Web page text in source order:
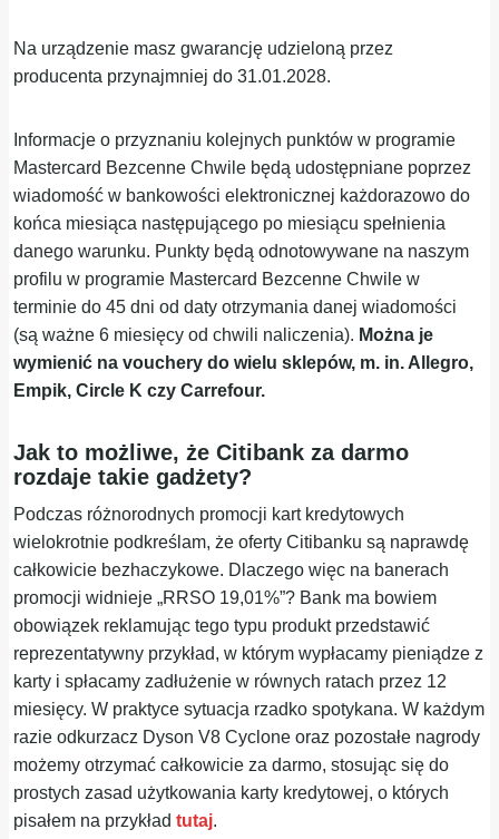
Na urządzenie masz gwarancję udzieloną przez
producenta przynajmniej do 31.01.2028.
Informacje o przyznaniu kolejnych punktów w programie
Mastercard Bezcenne Chwile będą udostępniane poprzez
wiadomość w bankowości elektronicznej każdorazowo do
końca miesiąca następującego po miesiącu spełnienia
danego warunku. Punkty będą odnotowywane na naszym
profilu w programie Mastercard Bezcenne Chwile w
terminie do 45 dni od daty otrzymania danej wiadomości
(są ważne 6 miesięcy od chwili naliczenia). Można je
wymienić na vouchery do wielu sklepów, m. in. Allegro,
Empik, Circle K czy Carrefour.
Jak to możliwe, że Citibank za darmo
rozdaje takie gadżety?
Podczas różnorodnych promocji kart kredytowych
wielokrotnie podkreślam, że oferty Citibanku są naprawdę
całkowicie bezhaczykowe. Dlaczego więc na banerach
promocji widnieje „RRSO 19,01%”? Bank ma bowiem
obowiązek reklamując tego typu produkt przedstawić
reprezentatywny przykład, w którym wypłacamy pieniądze z
karty i spłacamy zadłużenie w równych ratach przez 12
miesięcy. W praktyce sytuacja rzadko spotykana. W każdym
razie odkurzacz Dyson V8 Cyclone oraz pozostałe nagrody
możemy otrzymać całkowicie za darmo, stosując się do
prostych zasad użytkowania karty kredytowej, o których
pisałem na przykładtutaj.